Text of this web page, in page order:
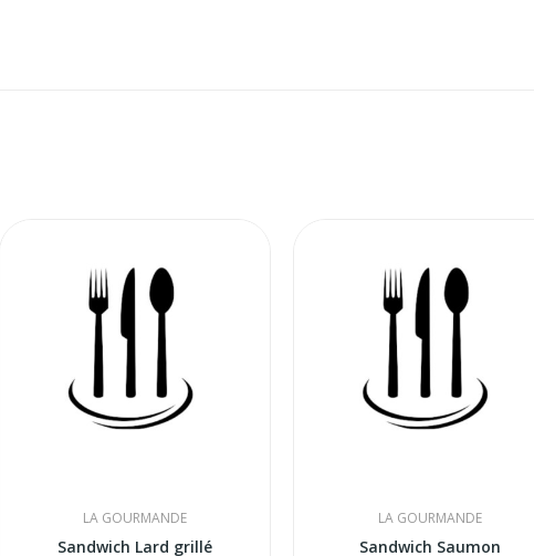
LA GOURMANDE
Sandwich Lard grillé
LA GOURMANDE
Sandwich Saumon